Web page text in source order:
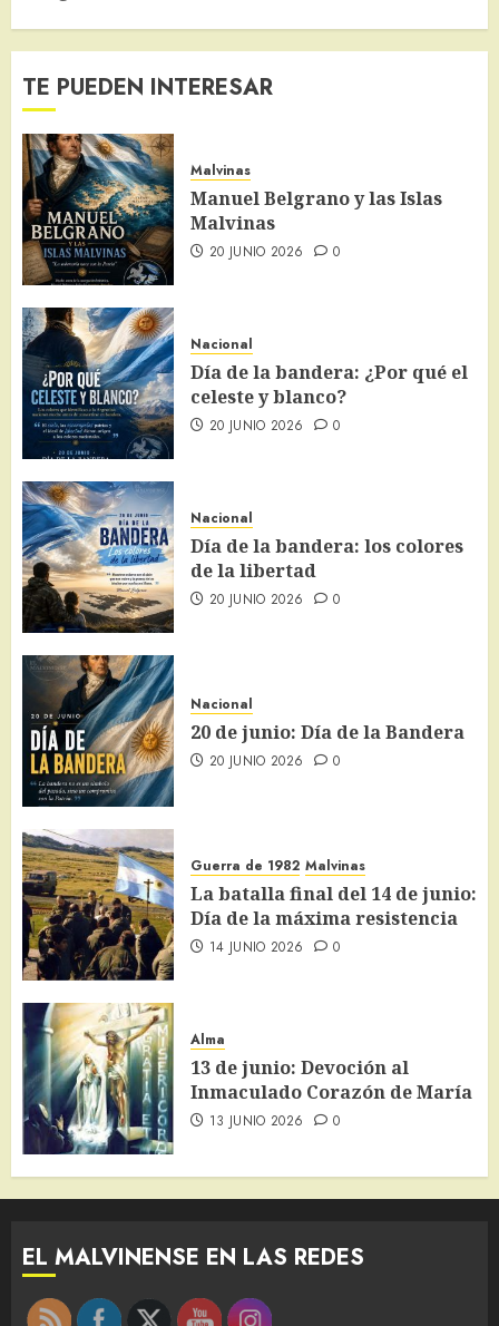
TE PUEDEN INTERESAR
Malvinas
Manuel Belgrano y las Islas
Malvinas
20 JUNIO 2026 0
Nacional
Día de la bandera: ¿Por qué el
celeste y blanco?
20 JUNIO 2026 0
Nacional
Día de la bandera: los colores
de la libertad
20 JUNIO 2026 0
Nacional
20 de junio: Día de la Bandera
20 JUNIO 2026 0
Guerra de 1982 Malvinas
La batalla final del 14 de junio:
Día de la máxima resistencia
14 JUNIO 2026 0
Alma
13 de junio: Devoción al
Inmaculado Corazón de María
13 JUNIO 2026 0
EL MALVINENSE EN LAS REDES